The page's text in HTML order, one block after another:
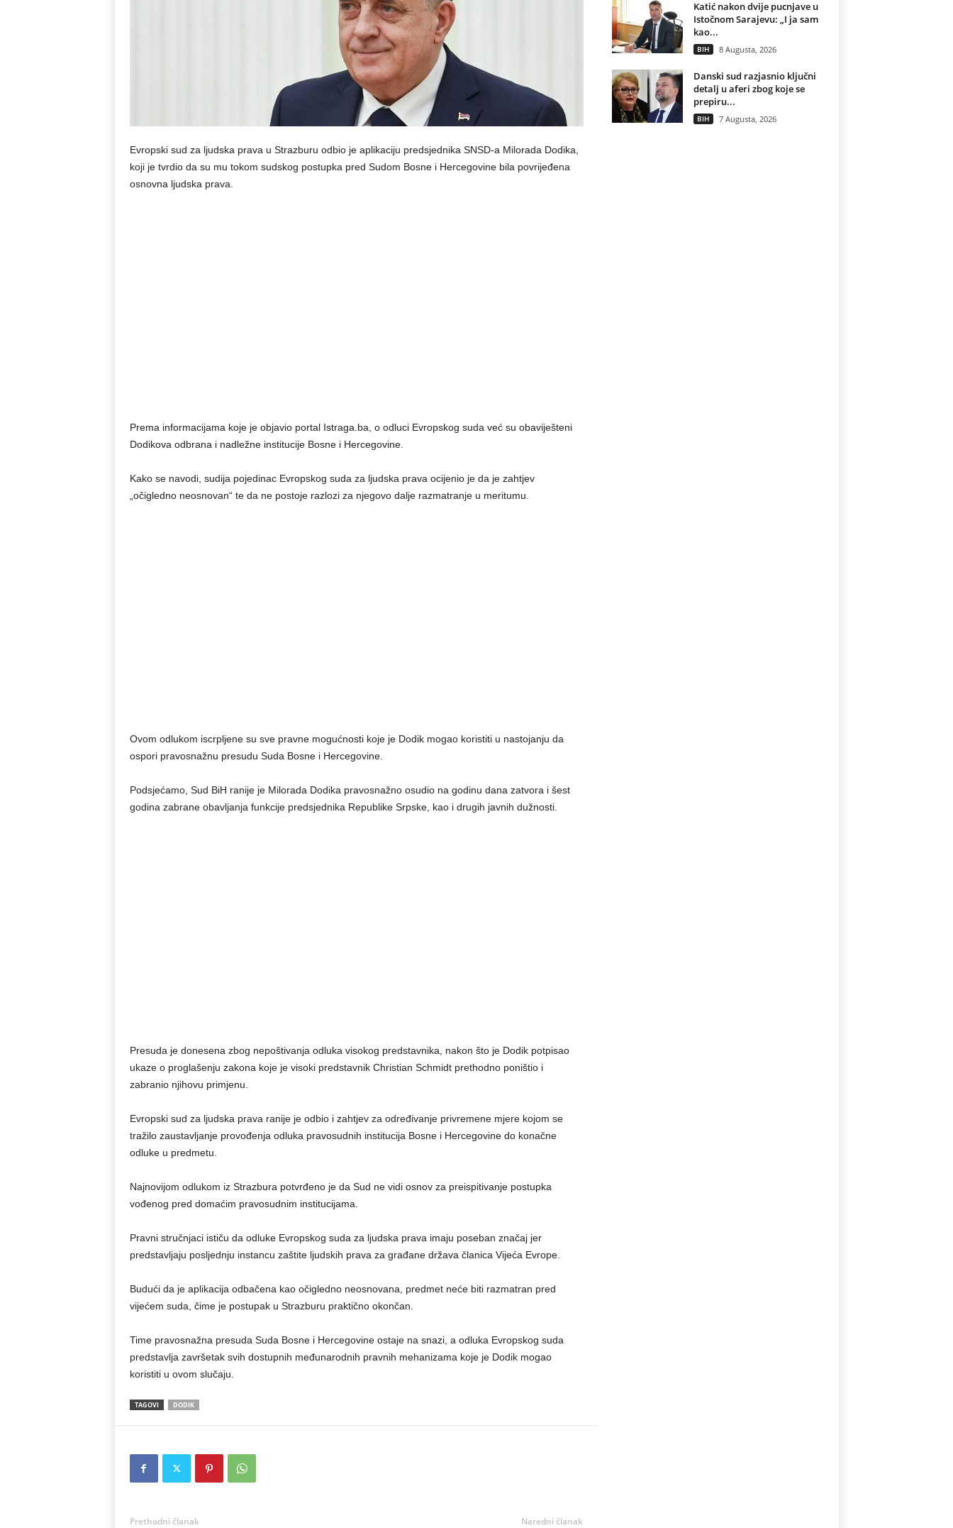
Evropski sud za ljudska prava u Strazburu odbio je aplikaciju predsjednika SNSD-a Milorada Dodika,
koji je tvrdio da su mu tokom sudskog postupka pred Sudom Bosne i Hercegovine bila povrijeđena
osnovna ljudska prava.
Prema informacijama koje je objavio portal Istraga.ba, o odluci Evropskog suda već su obaviješteni
Dodikova odbrana i nadležne institucije Bosne i Hercegovine.
Kako se navodi, sudija pojedinac Evropskog suda za ljudska prava ocijenio je da je zahtjev
„očigledno neosnovan“ te da ne postoje razlozi za njegovo dalje razmatranje u meritumu.
Ovom odlukom iscrpljene su sve pravne mogućnosti koje je Dodik mogao koristiti u nastojanju da
ospori pravosnažnu presudu Suda Bosne i Hercegovine.
Podsjećamo, Sud BiH ranije je Milorada Dodika pravosnažno osudio na godinu dana zatvora i šest
godina zabrane obavljanja funkcije predsjednika Republike Srpske, kao i drugih javnih dužnosti.
Presuda je donesena zbog nepoštivanja odluka visokog predstavnika, nakon što je Dodik potpisao
ukaze o proglašenju zakona koje je visoki predstavnik Christian Schmidt prethodno poništio i
zabranio njihovu primjenu.
Evropski sud za ljudska prava ranije je odbio i zahtjev za određivanje privremene mjere kojom se
tražilo zaustavljanje provođenja odluka pravosudnih institucija Bosne i Hercegovine do konačne
odluke u predmetu.
Najnovijom odlukom iz Strazbura potvrđeno je da Sud ne vidi osnov za preispitivanje postupka
vođenog pred domaćim pravosudnim institucijama.
Pravni stručnjaci ističu da odluke Evropskog suda za ljudska prava imaju poseban značaj jer
predstavljaju posljednju instancu zaštite ljudskih prava za građane država članica Vijeća Evrope.
Budući da je aplikacija odbačena kao očigledno neosnovana, predmet neće biti razmatran pred
vijećem suda, čime je postupak u Strazburu praktično okončan.
Time pravosnažna presuda Suda Bosne i Hercegovine ostaje na snazi, a odluka Evropskog suda
predstavlja završetak svih dostupnih međunarodnih pravnih mehanizama koje je Dodik mogao
koristiti u ovom slučaju.
TAGOVI DODIK
Prethodni članak Naredni članak
Katić nakon dvije pucnjave u
Istočnom Sarajevu: „I ja sam
kao...
BIH 8 Augusta, 2026
Danski sud razjasnio ključni
detalj u aferi zbog koje se
prepiru...
BIH 7 Augusta, 2026